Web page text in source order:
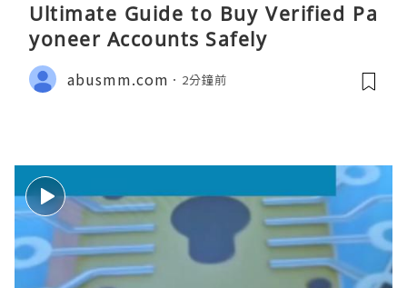
Ultimate Guide to Buy Verified Pa
yoneer Accounts Safely
abusmm.com 2分鐘前